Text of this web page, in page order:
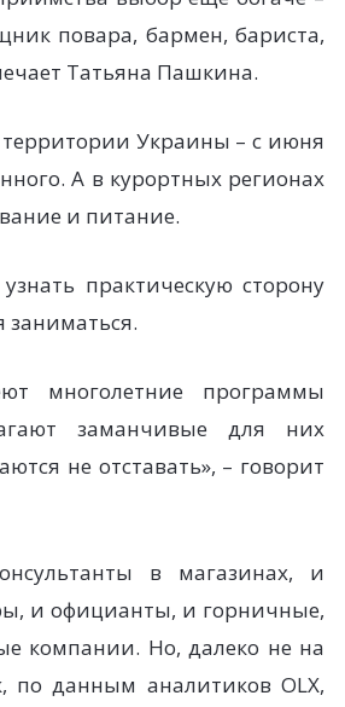
повара, бармен, бариста,
Татьяна Пашкина.
территории Украины – с июня
А в курортных регионах
и питание.
практическую сторону
заниматься.
многолетние программы
заманчивые для них
не отставать», – говорит
в магазинах, и
и официанты, и горничные,
компании. Но, далеко не на
по данным аналитиков OLX,